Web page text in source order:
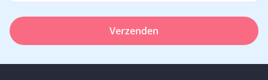
Verzenden